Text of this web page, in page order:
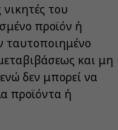
του
προϊόν ή
ταυτοποιημένο
και μη
δεν μπορεί να
προϊόντα ή